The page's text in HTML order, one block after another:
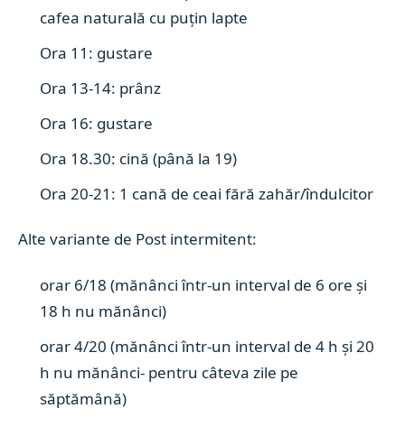
cafea naturală cu puțin lapte
Ora 11: gustare
Ora 13-14: prânz
Ora 16: gustare
Ora 18.30: cină (până la 19)
Ora 20-21: 1 cană de ceai fără zahăr/îndulcitor
Alte variante de Post intermitent:
orar 6/18 (mănânci într-un interval de 6 ore și
18 h nu mănânci)
orar 4/20 (mănânci într-un interval de 4 h și 20
h nu mănânci- pentru câteva zile pe
săptămână)